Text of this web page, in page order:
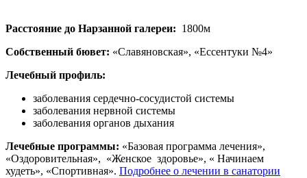
Расстояние до Нарзанной галереи: 1800м
Собственный бювет: «Славяновская», «Ессентуки №4»
Лечебный профиль:
заболевания сердечно-сосудистой системы
заболевания нервной системы
заболевания органов дыхания
Лечебные программы: «Базовая программа лечения»,
«Оздоровительная», «Женское здоровье», « Начинаем
худеть», «Спортивная». Подробнее о лечении в санатории